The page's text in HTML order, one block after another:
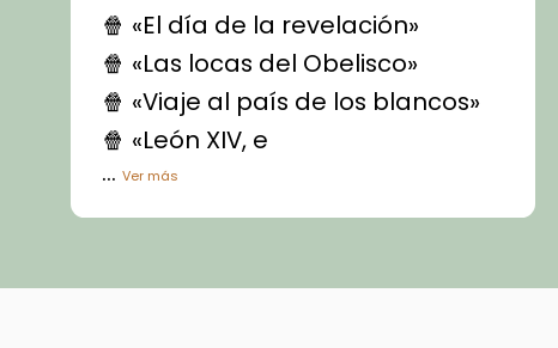
🍿 «El día de la revelación»
🍿 «Las locas del Obelisco»
🍿 «Viaje al país de los blancos»
🍿 «León XIV, e
...Ver más
Vídeo